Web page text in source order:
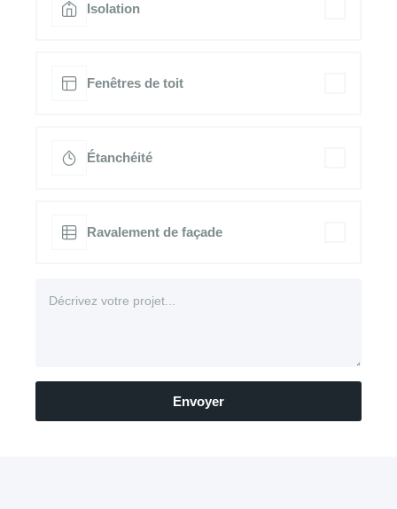
Isolation
Fenêtres de toit
Étanchéité
Ravalement de façade
Envoyer